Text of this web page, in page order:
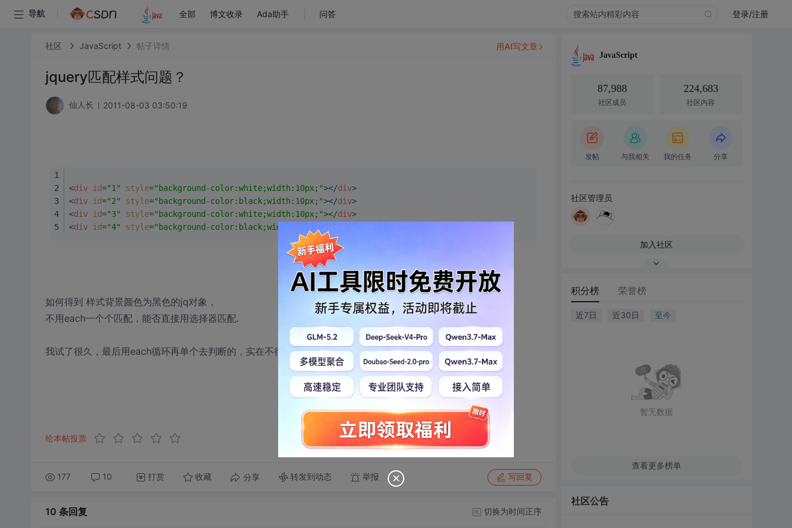
导航 全部 博文收录 Ada助手 问答 登录/注册
社区 JavaScript 帖子详情
jquery匹配样式问题？
仙人长 2011-08-03 03:50:19
<div id="1" style="background-color:white;width:10px;"></div>
<div id="2" style="background-color:black;width:10px;"></div>
<div id="3" style="background-color:white;width:10px;"></div>
<div id="4" style="background-color:black;width:10px;"
如何得到 样式背景颜色为黑色的jq对象，
不用each一个个匹配，能否直接用选择器匹配.
我试了很久，最后用each循环再单个去判断的，实在不行只能写这样一个方法了.
给本帖投票
177 10 打赏 收藏 分享 转发到动态 举报 写回复
用AI写文章
10 条回复 切换为时间正序
JavaScript
87,988
社区成员
224,683
社区内容
发帖 与我相关 我的任务 分享
社区管理员
加入社区
积分榜 荣誉榜
近7日 近30日 至今
暂无数据
查看更多榜单
社区公告